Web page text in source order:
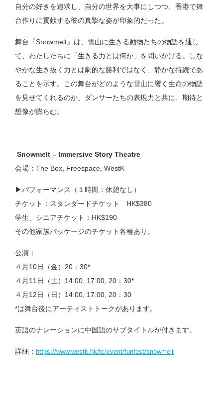
自分の好きを追求し、自分の世界を大事にしつつ、香港で舞
台作りに貢献する彼の真摯な姿が印象的だった。
舞台『Snowmelt』は、雪山に生きる動物たちの物語を通し
て、わたしたちに「生きる力とは何か」を問いかける。しな
やかな生き抜く力とは劇的な勝利ではなく、静かな持続であ
ることを示す。この舞台がどのような雪山に響く生命の物語
を見せてくれるのか、ダンサーたちの表現力と共に、期待と
想像が膨らむ。
Snowmelt – Immersive Story Theatre
会場：The Box, Freespace, WestK
▶︎パフォーマンス（１時間：休憩なし）
チケット：スタンダードチケット HK$380
学生、シニアチケット：HK$190
その他家族パッケージのチケット各種あり。
公演：
４月10日（金）20：30*
４月11日（土）14:00, 17:00, 20：30*
４月12日（日）14:00, 17:00, 20：30
*は舞台後にアーティストトークがあります。
英語のナレーションに中国語のサブタイトルが付きます。
詳細：https://www.westk.hk/tc/event/funfest/snowmelt